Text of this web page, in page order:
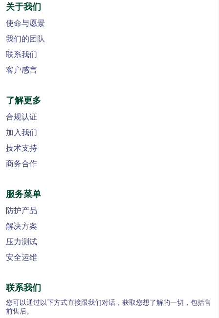
关于我们
使命与愿景
我们的团队
联系我们
客户感言
了解更多
合规认证
加入我们
技术支持
商务合作
服务菜单
防护产品
解决方案
压力测试
安全运维
联系我们
您可以通过以下方式直接跟我们对话，获取您想了解的一切，包括售
前售后。